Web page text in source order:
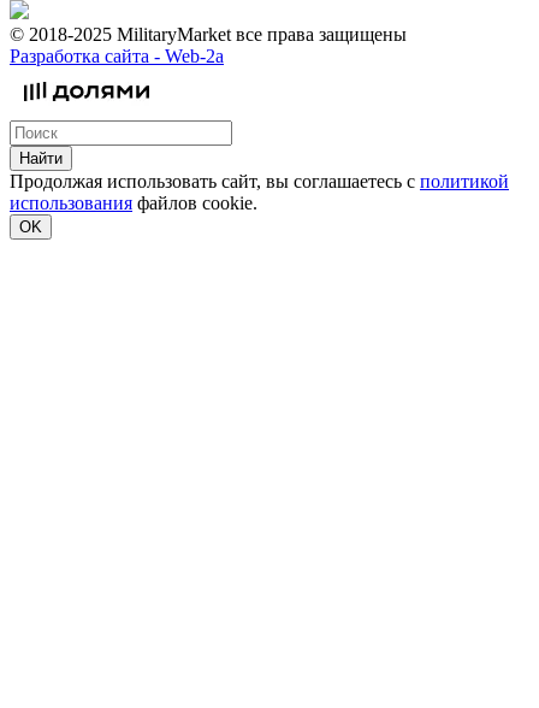
© 2018-2025 MilitaryMarket все права защищены
Разработка сайта - Web-2a
Найти
Продолжая использовать сайт, вы соглашаетесь с политикой
использования файлов cookie.
OK